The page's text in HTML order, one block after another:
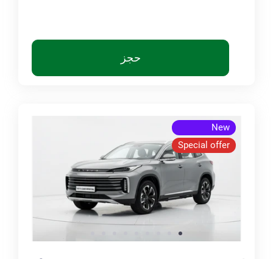
حجز
New
Special offer